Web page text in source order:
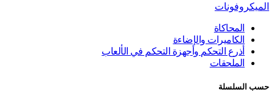
الميكروفونات
المحاكاة
الكاميرات والإضاءة
أذرع التحكم وأجهزة التحكم في الألعاب
الملحقات
حسب السلسلة